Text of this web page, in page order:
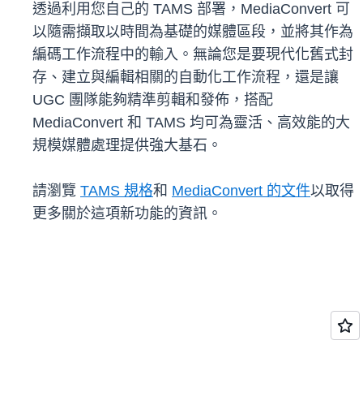
透過利用您自己的 TAMS 部署，MediaConvert 可
以隨需擷取以時間為基礎的媒體區段，並將其作為
編碼工作流程中的輸入。無論您是要現代化舊式封
存、建立與編輯相關的自動化工作流程，還是讓
UGC 團隊能夠精準剪輯和發佈，搭配
MediaConvert 和 TAMS 均可為靈活、高效能的大
規模媒體處理提供強大基石。
請瀏覽 TAMS 規格和 MediaConvert 的文件以取得
更多關於這項新功能的資訊。